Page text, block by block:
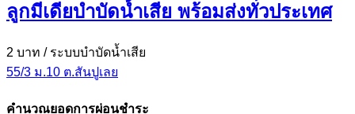
ลูกมีเดียบำบัดน้ำเสีย พร้อมส่งทั่วประเทศ
2 บาท / ระบบบำบัดน้ำเสีย
55/3 ม.10 ต.สันปูเลย
คำนวณยอดการผ่อนชำระ